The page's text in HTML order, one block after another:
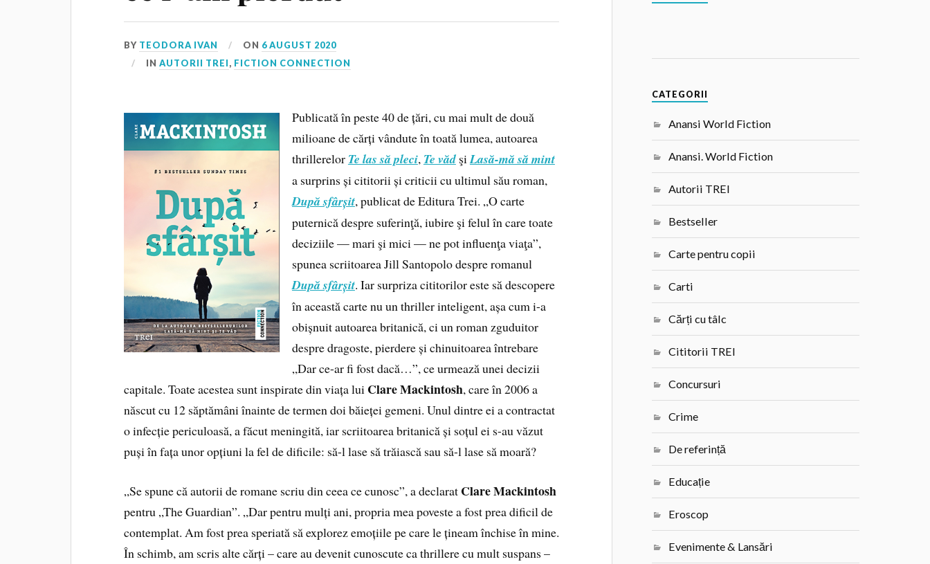
BY TEODORA IVAN ON 6 AUGUST 2020
INAUTORII TREI, FICTION CONNECTION
Publicată în peste 40 de țări, cu mai mult de două
milioane de cărți vândute în toată lumea, autoarea
thrillerelor Te las să pleci, Te vădşiLasă-mă să mint
a surprins și cititorii și criticii cu ultimul său roman,
După sfârșit, publicat de Editura Trei. „O carte
puternică despre suferinţă, iubire şi felul în care toate
deciziile — mari şi mici — ne pot influenţa viaţa”,
spunea scriitoarea Jill Santopolo despre romanul
După sfârșit. Iar surpriza cititorilor este să descopere
în această carte nu un thriller inteligent, așa cum i-a
obișnuit autoarea britanică, ci un roman zguduitor
despre dragoste, pierdere și chinuitoarea întrebare
„Dar ce-ar fi fost dacă…”, ce urmează unei decizii
capitale. Toate acestea sunt inspirate din viața lui Clare Mackintosh, care în 2006 a
născut cu 12 săptămâni înainte de termen doi băieței gemeni. Unul dintre ei a contractat
o infecție periculoasă, a făcut meningită, iar scriitoarea britanică și soțul ei s-au văzut
puși în fața unor opțiuni la fel de dificile: să-l lase să trăiască sau să-l lase să moară?
„Se spune că autorii de romane scriu din ceea ce cunosc”, a declarat Clare Mackintosh
pentru „The Guardian”. „Dar pentru mulți ani, propria mea poveste a fost prea dificil de
contemplat. Am fost prea speriată să explorez emoțiile pe care le țineam închise în mine.
În schimb, am scris alte cărți – care au devenit cunoscute ca thrillere cu mult suspans –
CATEGORII
Anansi World Fiction
Anansi. World Fiction
Autorii TREI
Bestseller
Carte pentru copii
Carti
Cărți cu tâlc
Cititorii TREI
Concursuri
Crime
De referință
Educație
Eroscop
Evenimente & Lansări